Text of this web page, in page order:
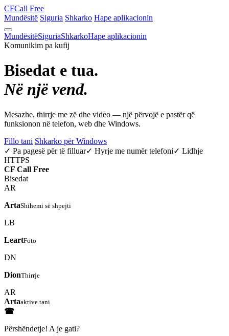
CFCall Free
Mundësitë Siguria Shkarko Hape aplikacionin
MundësitëSiguriaShkarkoHape aplikacionin
Komunikim pa kufij
Bisedat e tua.
Në një vend.
Mesazhe, thirrje me zë dhe video — një përvojë e pastër që
funksionon në telefon, web dhe Windows.
Fillo tani Shkarko për Windows
✓ Pa pagesë për të filluar✓ Hyrje me numër telefoni✓ Lidhje
HTTPS
CF Call Free
Bisedat
AR
ArtaShihemi së shpejti
LB
LeartFoto
DN
DionThirrje
AR
Artaaktive tani
☎
Përshëndetje! A je gati?